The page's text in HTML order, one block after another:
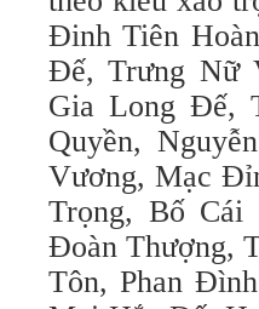
Đinh Tiên
Đế, Trưng Nữ
Gia Long Đế,
Quyền,
Vương, Mạc
Trọng, Bố
Đoàn Thượng,
Tôn, Phan